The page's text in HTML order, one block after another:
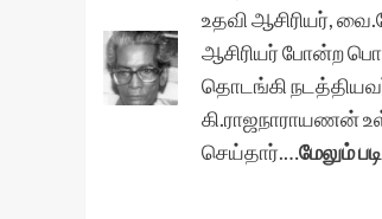
உதவி ஆசிரியர்,
ஆசிரியர் போன்ற
தொடங்கி
கி.ராஜநாராயணன்
செய்தார்.…மேலும்